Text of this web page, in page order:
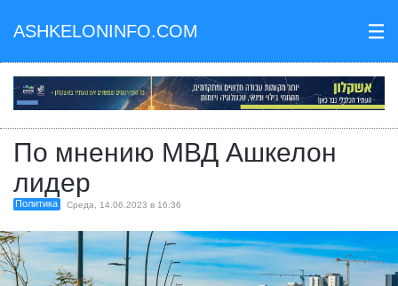
ASHKELONINFO.COM III
По мнению МВД Ашкелон
лидер
Политика Среда, 14.06.2023 в 16:36